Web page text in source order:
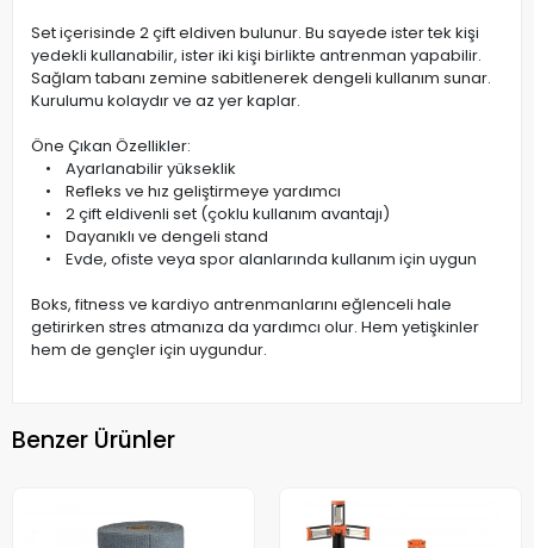
Set içerisinde 2 çift eldiven bulunur. Bu sayede ister tek kişi
yedekli kullanabilir, ister iki kişi birlikte antrenman yapabilir.
Sağlam tabanı zemine sabitlenerek dengeli kullanım sunar.
Kurulumu kolaydır ve az yer kaplar.
Öne Çıkan Özellikler:
• Ayarlanabilir yükseklik
• Refleks ve hız geliştirmeye yardımcı
• 2 çift eldivenli set (çoklu kullanım avantajı)
• Dayanıklı ve dengeli stand
• Evde, ofiste veya spor alanlarında kullanım için uygun
Boks, fitness ve kardiyo antrenmanlarını eğlenceli hale
getirirken stres atmanıza da yardımcı olur. Hem yetişkinler
hem de gençler için uygundur.
Benzer Ürünler